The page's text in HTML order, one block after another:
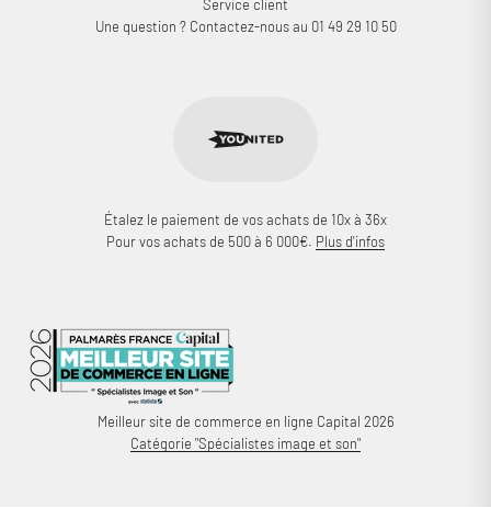
Service client
Une question ? Contactez-nous au 01 49 29 10 50
Étalez le paiement de vos achats de 10x à 36x
Pour vos achats de 500 à 6 000€. Plus d'infos
Meilleur site de commerce en ligne Capital 2026
Catégorie "Spécialistes image et son"